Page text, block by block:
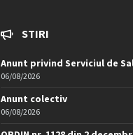
STIRI
Anunt privind Serviciul de
06/08/2026
Anunt colectiv
06/08/2026